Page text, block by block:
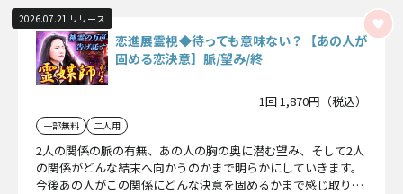
2026.07.21 リリース
恋進展霊視◆待っても意味ない？【あの人が
固める恋決意】脈/望み/終
1回 1,870円（税込）
一部無料 二人用
2人の関係の脈の有無、あの人の胸の奥に潜む望み、そして2人
の関係がどんな結末へ向かうのかまで明らかにしていきます。
今後あの人がこの関係にどんな決意を固めるかまで感じ取り、